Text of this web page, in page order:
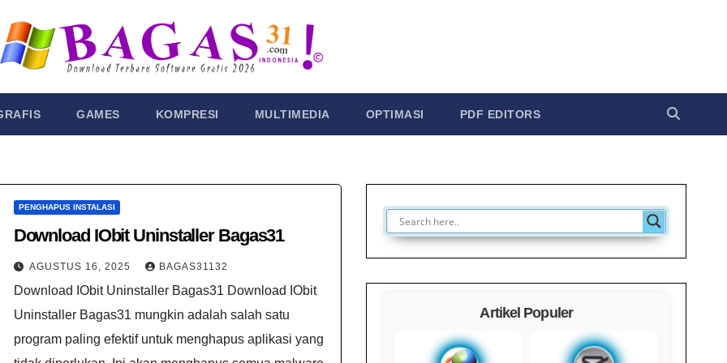
GAMES KOMPRESI MULTIMEDIA OPTIMASI PDF EDITORS
PENGHAPUS INSTALASI
Download IObit Uninstaller Bagas31
AGUSTUS 16, 2025 BAGAS31132
Download IObit Uninstaller Bagas31 Download IObit
Uninstaller Bagas31 mungkin adalah salah satu
program paling efektif untuk menghapus aplikasi yang
Artikel Populer